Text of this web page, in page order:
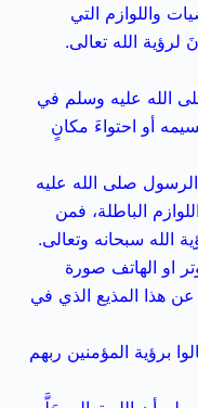
واللوازم التي
لرؤية الله تعالى.
الله عليه وسلم في
أو احتواءَ مكانٍ
صلى الله عليه
الباطلة، فمن
الله سبحانه وتعالى.
او الهاتف صورة
عن هذا المذيع الذي في
برؤية المؤمنين ربهم